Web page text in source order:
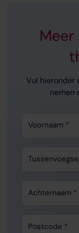
Meer
Vul hieronder
nemen
Voornaam *
Tussenvoegsel
Achternaam *
Postcode *